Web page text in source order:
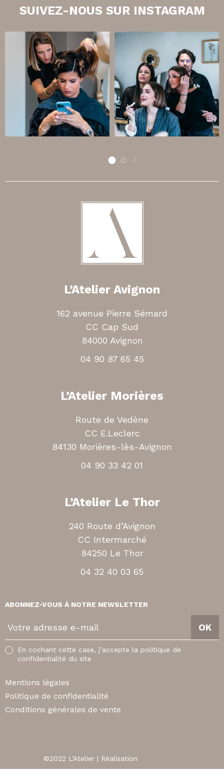
SUIVEZ-NOUS SUR INSTAGRAM
L’Atelier Avignon
162 avenue Pierre Sémard
CC Cap Sud
84000 Avignon
04 90 87 65 45
L’Atelier Morières
Route de Vedène
CC E.Leclerc
84130 Morières-lès-Avignon
04 90 33 42 01
L’Atelier Le Thor
240 Route d’Avignon
CC Intermarché
84250 Le Thor
04 32 40 03 65
ABONNEZ-VOUS À NOTRE NEWSLETTER
t
r
a
d
r
OK
En cochant cette case, j’accepte la politique de
confidentialité du site
Mentions légales
Politique de confidentialité
Conditions générales de vente
©2022 L’Atelier | Réalisation